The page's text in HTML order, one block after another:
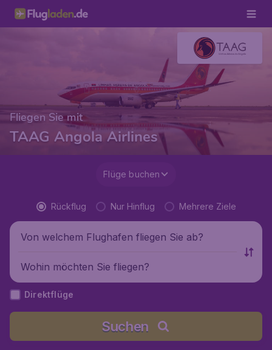
Fliegen Sie mit
TAAG Angola Airlines
Flüge buchen
Rückflug Nur Hinflug Mehrere Ziele
Von welchem Flughafen fliegen Sie ab?
Wohin möchten Sie fliegen?
Direktflüge
Suchen